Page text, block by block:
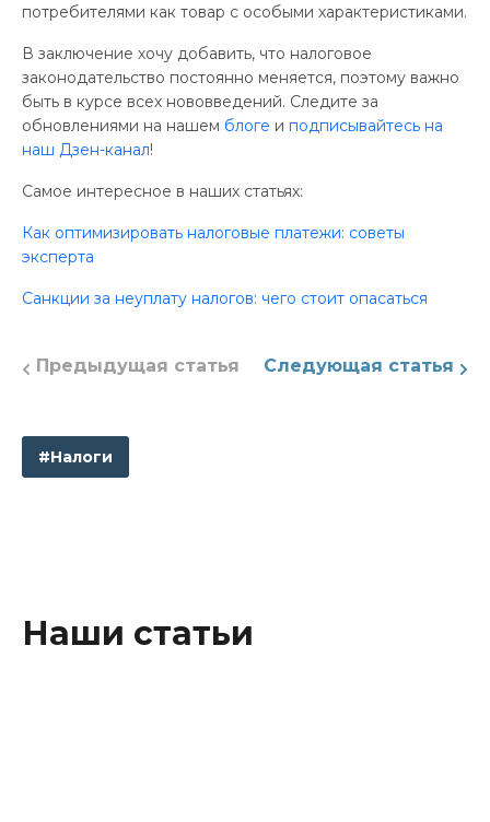
потребителями как товар с особыми характеристиками.
В заключение хочу добавить, что налоговое
законодательство постоянно меняется, поэтому важно
быть в курсе всех нововведений. Следите за
обновлениями на нашем блоге и подписывайтесь на
наш Дзен-канал!
Самое интересное в наших статьях:
Как оптимизировать налоговые платежи: советы
эксперта
Санкции за неуплату налогов: чего стоит опасаться
Предыдущая статья Следующая статья
#Налоги
Наши статьи